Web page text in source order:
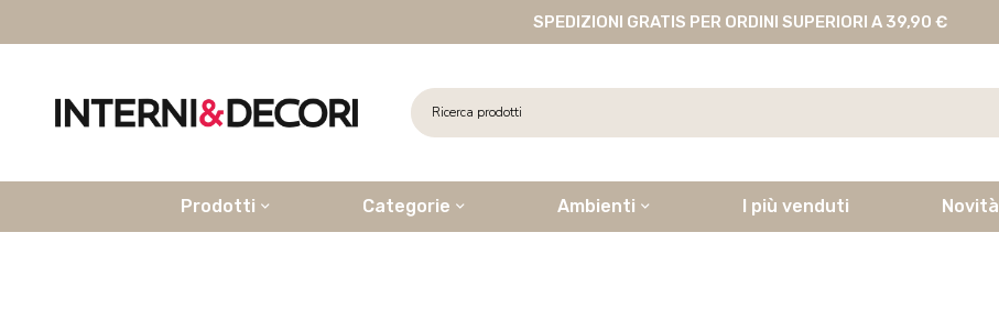
SPEDIZIONI GRATIS PER ORDINI SUPERIORI A 39,90 €
Prodotti Categorie Ambienti I più venduti Novità